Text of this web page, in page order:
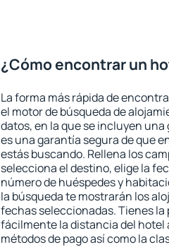
¿Cómo encontrar un
La forma más rápida de
el motor de búsqueda de
datos, en la que se incluyen
es una garantía segura de que
estás buscando. Rellena los
selecciona el destino, elige la
número de huéspedes y
la búsqueda te mostrarán los
fechas seleccionadas. Tienes
fácilmente la distancia del hotel
métodos de pago así como la